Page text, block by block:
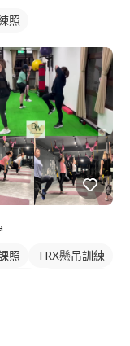
照
照
TRX懸吊訓練